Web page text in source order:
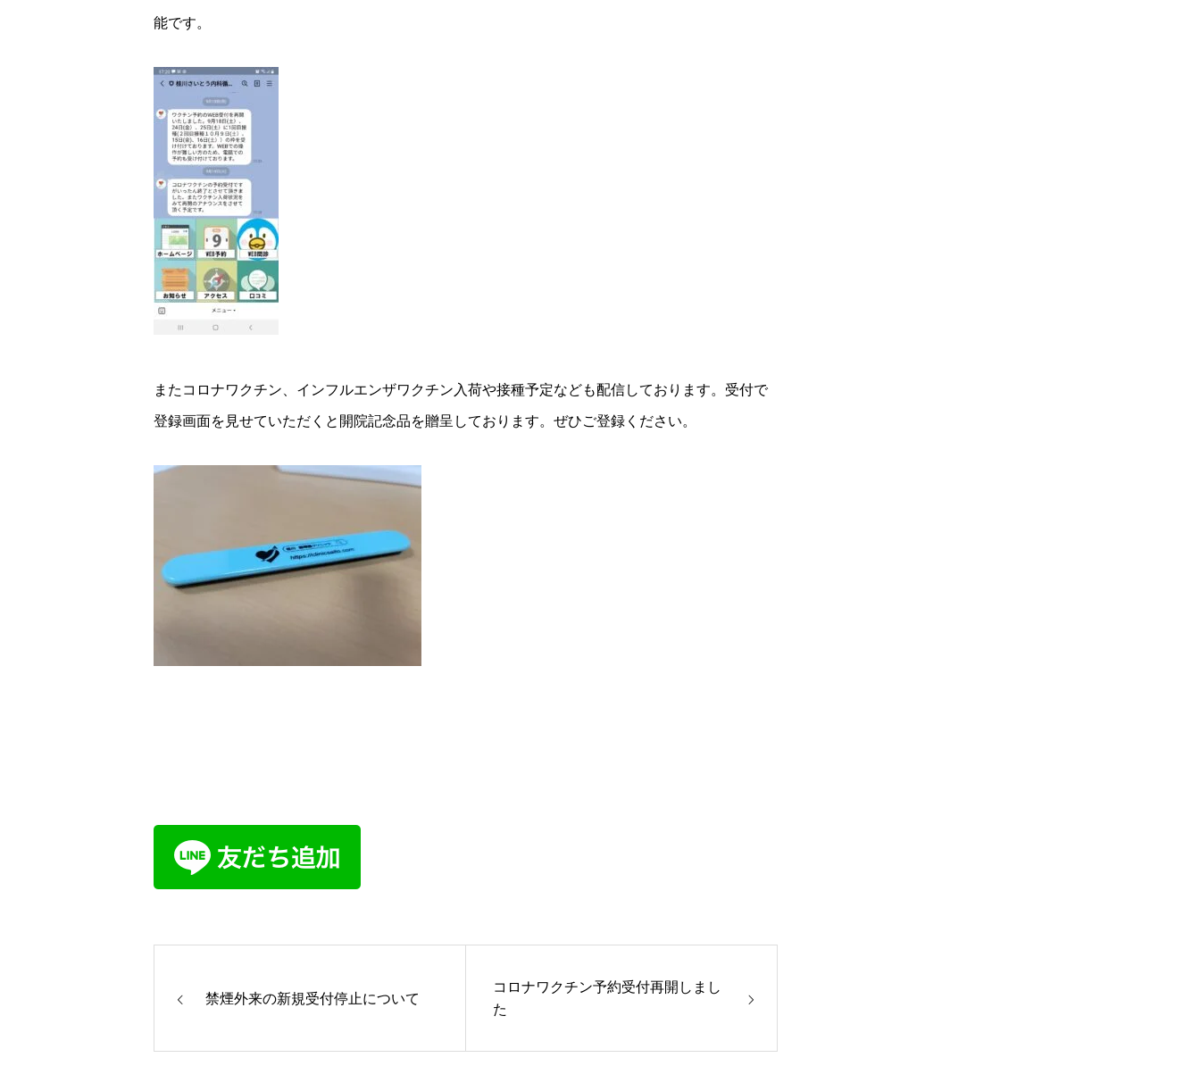
能です。
またコロナワクチン、インフルエンザワクチン入荷や接種予定なども配信しております。受付で
登録画面を見せていただくと開院記念品を贈呈しております。ぜひご登録ください。
禁煙外来の新規受付停止について
コロナワクチン予約受付再開しまし
た